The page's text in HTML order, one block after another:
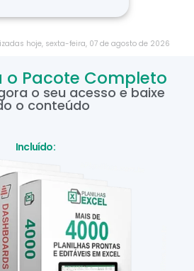
hoje, sexta-feira, 07 de agosto de 2026
o Pacote Completo
o seu acesso e baixe
o conteúdo
Incluído: